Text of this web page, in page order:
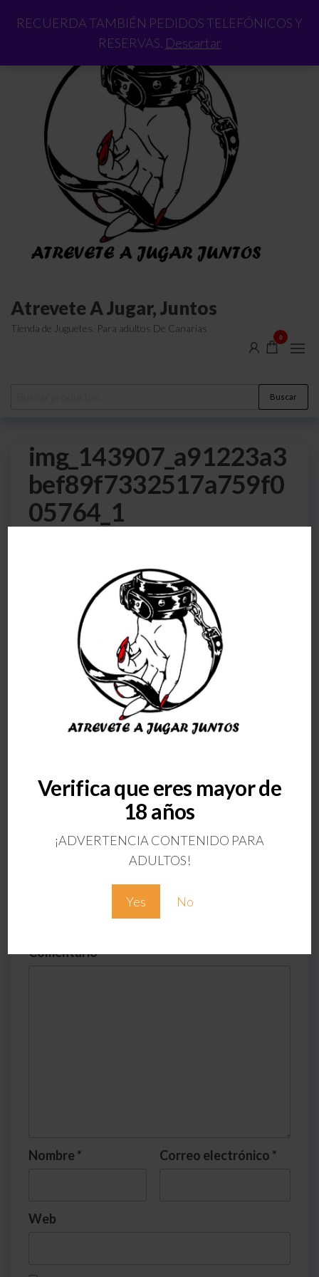
Verifica que eres mayor de
18 años
¡ADVERTENCIA CONTENIDO PARA
ADULTOS!
Yes No
RECUERDA TAMBIÉN PEDIDOS TELEFÓNICOS Y
RESERVAS. Descartar
Atrevete A Jugar, Juntos
Tienda de Juguetes. Para adultos De Canarias
0
Buscar
img_143907_a91223a3
bef89f7332517a759f0
05764_1
ANTERIOR
Deja una respuesta
Tu dirección de correo electrónico no será
Los campos obligatorios están
Comentario*
Nombre * Correo electrónico *
Web